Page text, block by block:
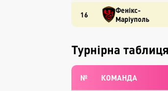
16
Фенікс-
Маріуполь
Турнірна таблиця
№ КОМАНДА